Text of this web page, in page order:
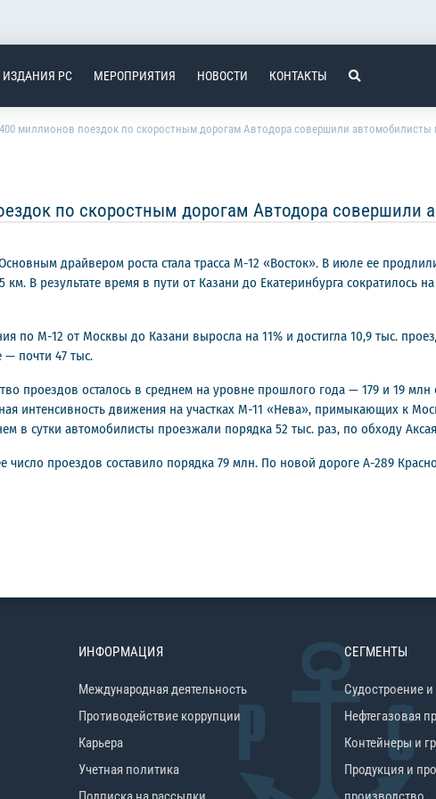
ИЗДАНИЯ РС МЕРОПРИЯТИЯ НОВОСТИ КОНТАКТЫ
миллионов поездок по скоростным дорогам Автодора совершили автомобилисты
по скоростным дорогам Автодора совершили
драйвером роста стала трасса М-12 «Восток». В июле ее
В результате время в пути от Казани до Екатеринбурга сократилось
по М-12 от Москвы до Казани выросла на 11% и достигла 10,9 тыс.
— почти 47 тыс.
проездов осталось в среднем на уровне прошлого года — 179 и 19
интенсивность движения на участках М-11 «Нева», примыкающих к
в сутки автомобилисты проезжали порядка 52 тыс. раз, по обходу
число проездов составило порядка 79 млн. По новой дороге А-289
ИНФОРМАЦИЯ
Международная деятельность
Противодействие коррупции
Карьера
Учетная политика
СЕГМЕНТЫ
Судостроение
Нефтегазовая
Контейнеры и
Продукция и